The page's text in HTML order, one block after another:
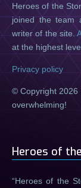
Heroes of the
joined the team
writer of the site.
at the highest
Privacy policy
© Copyright 2026
overwhelming!
Heroes of
Heroes of the